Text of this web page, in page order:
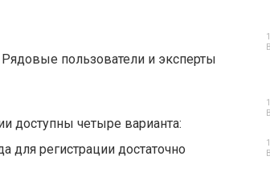
пользователи и эксперты
доступны четыре варианта:
для регистрации достаточно